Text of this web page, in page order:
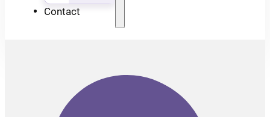
Contact